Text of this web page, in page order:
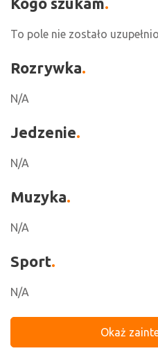
To pole nie zostało
Rozrywka
N/A
Jedzenie
N/A
Muzyka
N/A
Sport
N/A
Okaż